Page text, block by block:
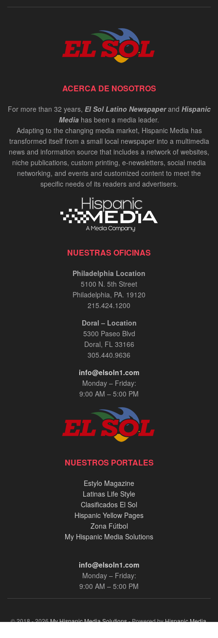
ACERCA DE NOSOTROS
For more than 32 years, El Sol Latino Newspaperand Hispanic
Media has been a media leader.
Adapting to the changing media market, Hispanic Media has
transformed itself from a small local newspaper into a multimedia
news and information source that includes a network of websites,
niche publications, custom printing, e-newsletters, social media
networking, and events and customized content to meet the
specific needs of its readers and advertisers.
NUESTRAS OFICINAS
Philadelphia Location
5100 N. 5th Street
Philadelphia, PA. 19120
215.424.1200
Doral – Location
5300 Paseo Blvd
Doral, FL 33166
305.440.9636
info@elsoln1.com
Monday – Friday:
9:00 AM – 5:00 PM
NUESTROS PORTALES
Estylo Magazine
Latinas Life Style
Clasificados El Sol
Hispanic Yellow Pages
Zona Fútbol
My Hispanic Media Solutions
info@elsoln1.com
Monday – Friday:
9:00 AM – 5:00 PM
© 2018 - 2026My Hispanic Media Solutions- Powered byHispanic Media,